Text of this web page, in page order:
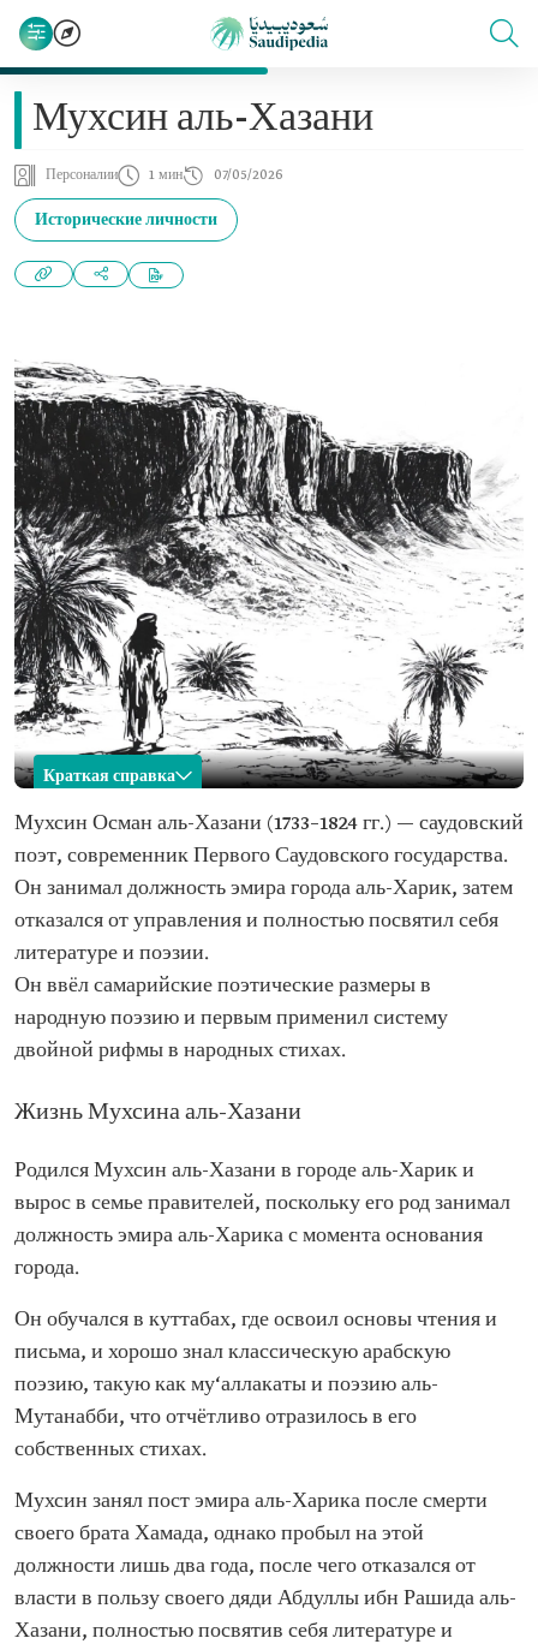
Мухсин аль-Хазани
Персоналии 1 мин 07/05/2026
Исторические личности
Краткая справка
Мухсин аль-Хазани
Имя:
Мухсин аль-Хазани.
Классификация:
Саудовский поэт, современник Первого
Саудовского государства.
Дата рождения:
1733 г.
Дата смерти:
1824 г.
Мухсин Осман аль-Хазани (1733–1824 гг.) — саудовский
поэт, современник Первого Саудовского государства.
Он занимал должность эмира города аль-Харик, затем
отказался от управления и полностью посвятил себя
литературе и поэзии.
Он ввёл самарийские поэтические размеры в
народную поэзию и первым применил систему
двойной рифмы в народных стихах.
Жизнь Мухсина аль-Хазани
Родился Мухсин аль-Хазани в городе аль-Харик и
вырос в семье правителей, поскольку его род занимал
должность эмира аль-Харика с момента основания
города.
Он обучался в куттабах, где освоил основы чтения и
письма, и хорошо знал классическую арабскую
поэзию, такую как му‘аллакаты и поэзию аль-
Мутанабби, что отчётливо отразилось в его
собственных стихах.
Мухсин занял пост эмира аль-Харика после смерти
своего брата Хамада, однако пробыл на этой
должности лишь два года, после чего отказался от
власти в пользу своего дяди Абдуллы ибн Рашида аль-
Хазани, полностью посвятив себя литературе и